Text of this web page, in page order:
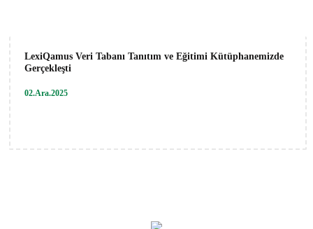
LexiQamus Veri Tabanı Tanıtım ve Eğitimi Kütüphanemizde
Gerçekleşti
02.Ara.2025